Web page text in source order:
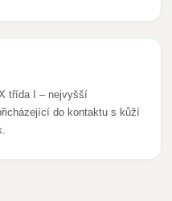
třída I – nejvyšší
do kontaktu s kůží